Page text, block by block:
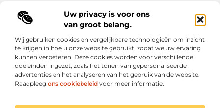
Uw privacy is voor ons
van groot belang.
Wij gebruiken cookies en vergelijkbare technologieën om inzicht
te krijgen in hoe u onze website gebruikt, zodat we uw ervaring
kunnen verbeteren. Deze cookies worden voor verschillende
doeleinden ingezet, zoals het tonen van gepersonaliseerde
advertenties en het analyseren van het gebruik van de website.
Raadpleeg ons cookiebeleid voor meer informatie.
Main Links
Elke dag een sprankel inspiratie op letroumaulin.be
Praktisch, persoonlijk en positief.